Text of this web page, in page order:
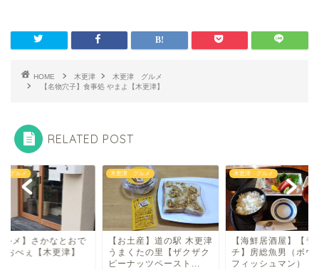
HOME 木更津
木更津 グルメ
【名物穴子】食事処 やまよ【木更津】
RELATED POST
グルメ
土産】道の駅 木更津
くたの里【ザクザク
木更津 グルメ
【海鮮居酒屋】【ラン
チ】房総魚男（ボウソウ
フィッシュマン）【木更
木更津 グルメ
【グルメ】さかなと
ん うおべぇ【木更津